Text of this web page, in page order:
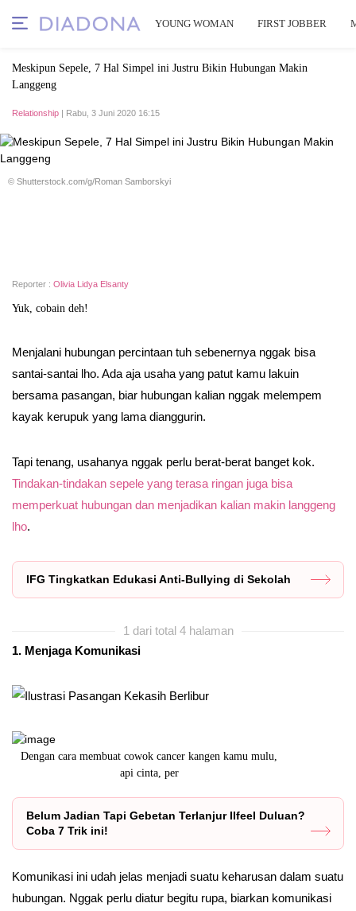
YOUNG WOMAN FIRST JOBBER
Meskipun Sepele, 7 Hal Simpel ini Justru Bikin Hubungan Makin
Langgeng
Relationship | Rabu, 3 Juni 2020 16:15
© Shutterstock.com/g/Roman Samborskyi
Reporter : Olivia Lidya Elsanty
Yuk, cobain deh!
Menjalani hubungan percintaan tuh sebenernya nggak bisa
santai-santai lho. Ada aja usaha yang patut kamu lakuin
bersama pasangan, biar hubungan kalian nggak melempem
kayak kerupuk yang lama dianggurin.
Tapi tenang, usahanya nggak perlu berat-berat banget kok.
Tindakan-tindakan sepele yang terasa ringan juga bisa
memperkuat hubungan dan menjadikan kalian makin langgeng
lho.
IFG Tingkatkan Edukasi Anti-Bullying di Sekolah
1 dari total 4 halaman
1. Menjaga Komunikasi
mulu,
Buat kamu yang ingin tampak elegan dan memukau dalam
foto prewedd
Belum Jadian Tapi Gebetan Terlanjur Ilfeel Duluan?
Coba 7 Trik ini!
Komunikasi ini udah jelas menjadi suatu keharusan dalam suatu
hubungan. Nggak perlu diatur begitu rupa, biarkan komunikasi